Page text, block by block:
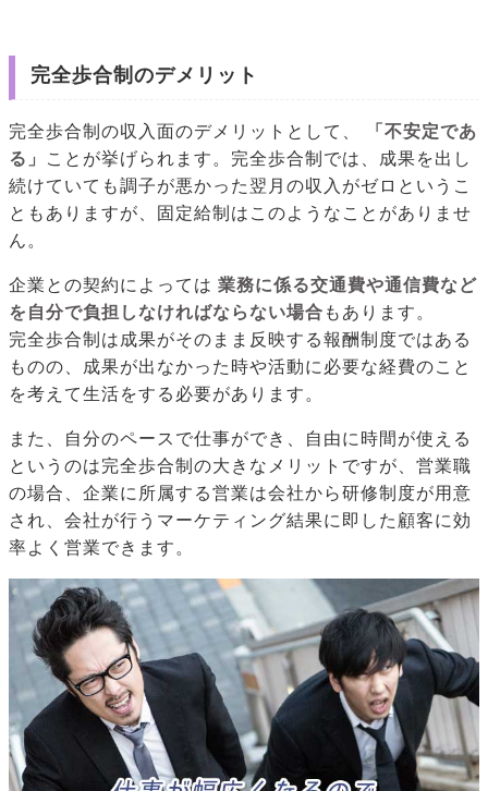
完全歩合制のデメリット
完全歩合制の収入面のデメリットとして、
「不安定であ
る」
ことが挙げられます。完全歩合制では、成果を出し
続けていても調子が悪かった翌月の収入がゼロというこ
ともありますが、固定給制はこのようなことがありませ
ん。
企業との契約によっては 業務に係る交通費や通信費など
を自分で負担しなければならない場合 もあります。
完全歩合制は成果がそのまま反映する報酬制度ではある
ものの、成果が出なかった時や活動に必要な経費のこと
を考えて生活をする必要があります。
また、自分のペースで仕事ができ、自由に時間が使える
というのは完全歩合制の大きなメリットですが、営業職
の場合、企業に所属する営業は会社から研修制度が用意
され、会社が行うマーケティング結果に即した顧客に効
率よく営業できます。